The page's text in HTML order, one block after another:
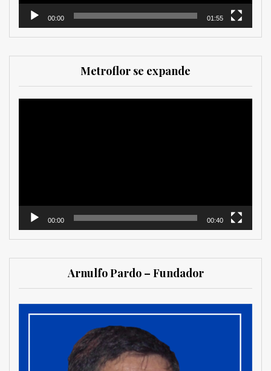
00:00 01:55
Metroflor se expande
00:00 00:40
Arnulfo Pardo – Fundador